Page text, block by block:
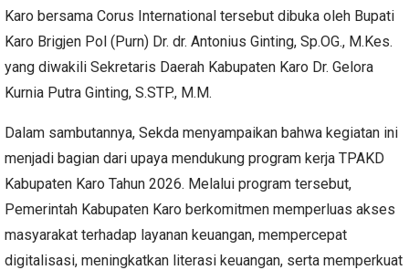
Karo bersama Corus International tersebut dibuka oleh Bupati
Karo Brigjen Pol (Purn) Dr. dr. Antonius Ginting, Sp.OG., M.Kes.
yang diwakili Sekretaris Daerah Kabupaten Karo Dr. Gelora
Kurnia Putra Ginting, S.STP., M.M.
Dalam sambutannya, Sekda menyampaikan bahwa kegiatan ini
menjadi bagian dari upaya mendukung program kerja TPAKD
Kabupaten Karo Tahun 2026. Melalui program tersebut,
Pemerintah Kabupaten Karo berkomitmen memperluas akses
masyarakat terhadap layanan keuangan, mempercepat
digitalisasi, meningkatkan literasi keuangan, serta memperkuat